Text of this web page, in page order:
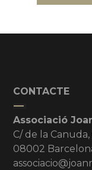
CONTACTE
Associació
C/ de la Canuda,
08002